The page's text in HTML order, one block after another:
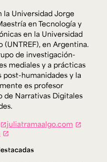
la Universidad Jorge
en Tecnología y
en la Universidad
(UNTREF), en Argentina.
de investigación-
mediales y a prácticas
post-humanidades y la
es profesor
de Narrativas Digitales
juliatramaalgo.com